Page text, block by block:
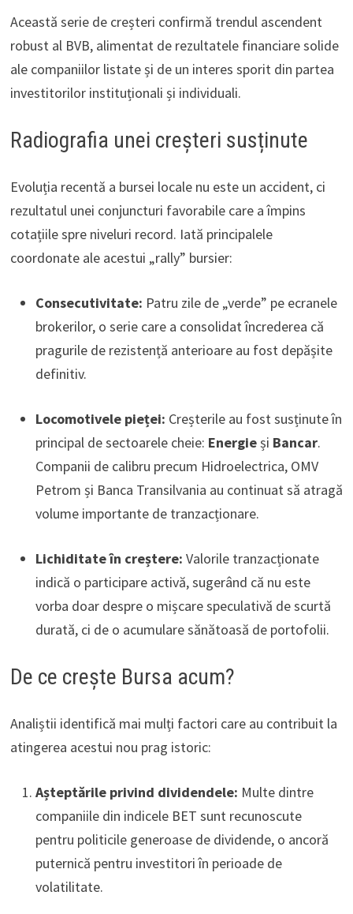
Această serie de creșteri confirmă trendul ascendent
robust al BVB, alimentat de rezultatele financiare solide
ale companiilor listate și de un interes sporit din partea
investitorilor instituționali și individuali.
Radiografia unei creșteri susținute
Evoluția recentă a bursei locale nu este un accident, ci
rezultatul unei conjuncturi favorabile care a împins
cotațiile spre niveluri record. Iată principalele
coordonate ale acestui „rally” bursier:
Consecutivitate: Patru zile de „verde” pe ecranele
brokerilor, o serie care a consolidat încrederea că
pragurile de rezistență anterioare au fost depășite
definitiv.
Locomotivele pieței: Creșterile au fost susținute în
principal de sectoarele cheie: Energieși Bancar.
Companii de calibru precum Hidroelectrica, OMV
Petrom și Banca Transilvania au continuat să atragă
volume importante de tranzacționare.
Lichiditate în creștere: Valorile tranzacționate
indică o participare activă, sugerând că nu este
vorba doar despre o mișcare speculativă de scurtă
durată, ci de o acumulare sănătoasă de portofolii.
De ce crește Bursa acum?
Analiștii identifică mai mulți factori care au contribuit la
atingerea acestui nou prag istoric:
Așteptările privind dividendele: Multe dintre
companiile din indicele BET sunt recunoscute
pentru politicile generoase de dividende, o ancoră
puternică pentru investitori în perioade de
volatilitate.